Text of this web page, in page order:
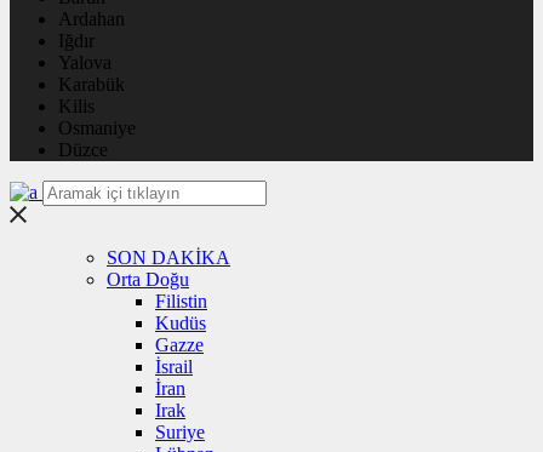
Ardahan
Iğdır
Yalova
Karabük
Kilis
Osmaniye
Düzce
SON DAKİKA
Orta Doğu
Filistin
Kudüs
Gazze
İsrail
İran
Irak
Suriye